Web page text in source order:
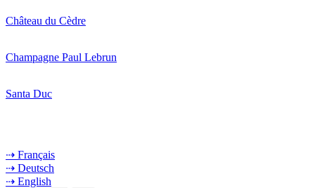
Château du Cèdre
Champagne Paul Lebrun
Santa Duc
⇢ Français
⇢ Deutsch
⇢ English